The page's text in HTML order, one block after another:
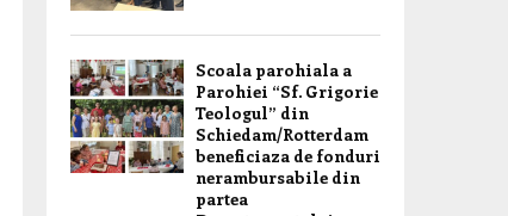
Scoala parohiala a
Parohiei “Sf. Grigorie
Teologul” din
Schiedam/Rotterdam
beneficiaza de fonduri
nerambursabile din
partea